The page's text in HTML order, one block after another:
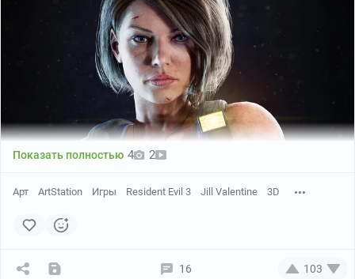
Показать полностью 4 2
Арт ArtStation Игры Resident Evil 3 Jill Valentine 3D
16 103